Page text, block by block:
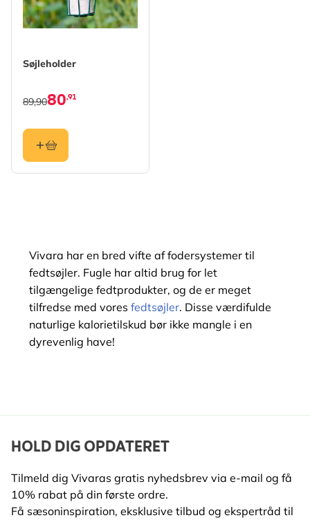
Søjleholder
80,91
89,90
Vivara har en bred vifte af fodersystemer til
fedtsøjler. Fugle har altid brug for let
tilgængelige fedtprodukter, og de er meget
tilfredse med vores fedtsøjler. Disse værdifulde
naturlige kalorietilskud bør ikke mangle i en
dyrevenlig have!
HOLD DIG OPDATERET
Tilmeld dig Vivaras gratis nyhedsbrev via e-mail og få
10% rabat på din første ordre.
Få sæsoninspiration, eksklusive tilbud og ekspertråd til